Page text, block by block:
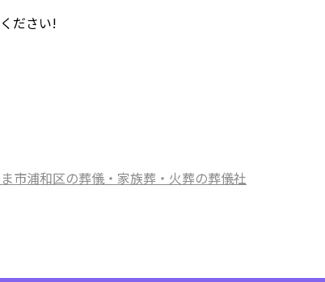
ださい!